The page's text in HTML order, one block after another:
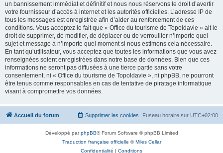
un bannissement immédiat et définitif et nous nous réservons le droit d’avertir
votre fournisseur d’accès à internet et les autorités officielles. L’adresse IP de
tous les messages est enregistrée afin d’aider au renforcement de ces
conditions. Vous acceptez le fait que « Office du tourisme de Topoldavie » ait le
droit de supprimer, de modifier, de déplacer ou de verrouiller n’importe quel
sujet et message à n’importe quel moment si nous estimons cela nécessaire.
En tant qu’utilisateur, vous acceptez que toutes les informations que vous avez
renseignées soient enregistrées dans notre base de données. Bien que ces
informations ne seront pas diffusées à une tierce partie sans votre
consentement, ni « Office du tourisme de Topoldavie », ni phpBB, ne pourront
être tenus comme responsables en cas de tentative de piratage informatique
visant à compromettre vos données.
Accueil du forum Fuseau horaire sur UTC+02:00
Supprimer les cookies
Développé parphpBB® Forum Software © phpBB Limited
Traduction française officielle ©Miles Cellar
Confidentialité | Conditions